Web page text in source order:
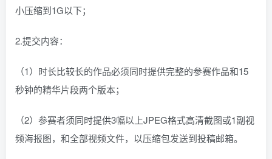
小压缩到1G以下；
2.提交内容：
（1）时长比较长的作品必须同时提供完整的参赛作品和15
秒钟的精华片段两个版本；
（2）参赛者须同时提供3幅以上JPEG格式高清截图或1副视
频海报图，和全部视频文件，以压缩包发送到投稿邮箱。